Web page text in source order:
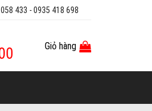
433 - 0935 418 698
Giỏ hàng